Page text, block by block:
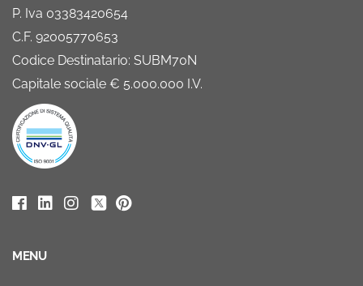
P. Iva 03383420654
C.F. 92005770653
Codice Destinatario: SUBM70N
Capitale sociale € 5.000.000 I.V.
MENU